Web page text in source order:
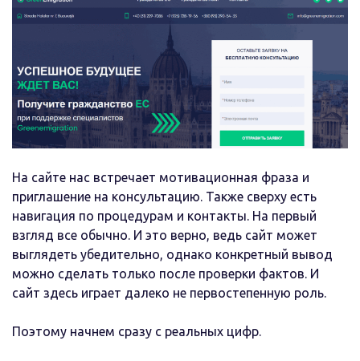
На сайте нас встречает мотивационная фраза и
приглашение на консультацию. Также сверху есть
навигация по процедурам и контакты. На первый
взгляд все обычно. И это верно, ведь сайт может
выглядеть убедительно, однако конкретный вывод
можно сделать только после проверки фактов. И
сайт здесь играет далеко не первостепенную роль.
Поэтому начнем сразу с реальных цифр.